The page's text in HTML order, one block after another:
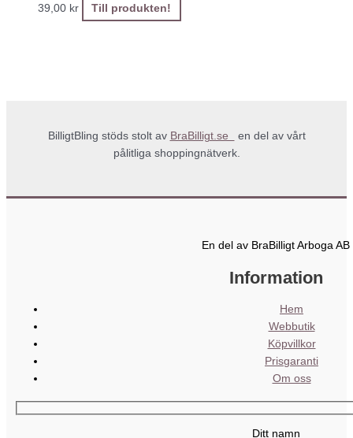
39,00 kr Till produkten!
BilligtBling stöds stolt av BraBilligt.se
en del av vårt
pålitliga shoppingnätverk.
En del av BraBilligt Arboga AB
Information
Hem
Webbutik
Köpvillkor
Prisgaranti
Om oss
Ditt namn